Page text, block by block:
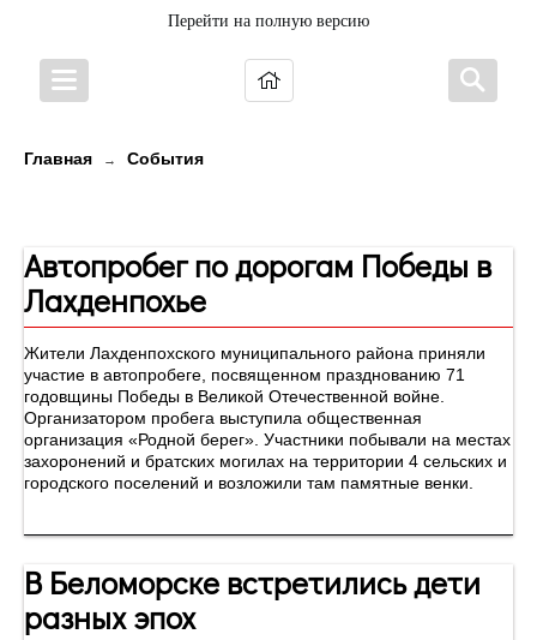
Перейти на полную версию
Главная → События
Автопробег по дорогам Победы в
Лахденпохье
Жители Лахденпохского муниципального района приняли
участие в автопробеге, посвященном празднованию 71
годовщины Победы в Великой Отечественной войне.
Организатором пробега выступила общественная
организация «Родной берег». Участники побывали на местах
захоронений и братских могилах на территории 4 сельских и
городского поселений и возложили там памятные венки.
В Беломорске встретились дети
разных эпох